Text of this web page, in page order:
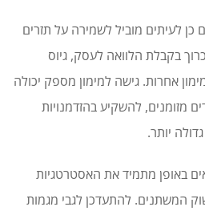
כן לעיתים מוביל לשמירה על תזרים
בקבלת הלוואה לעסק, גיוס
אחרות. גישה למימון מספק יכולה
מזומנים, להשקיע בהזדמנויות
יותר.
באופן מתמיד את האסטרטגיות
המשתנים. להתעדכן לגבי מגמות